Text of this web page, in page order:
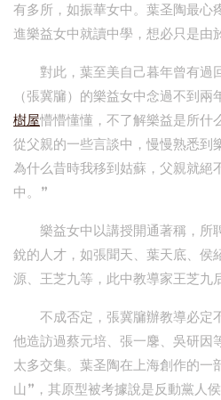
有多所，如振華女中。葉圣陶最心
進樂益女中就讀中學，想必只是由
對此，葉至美自己暮年曾有過
（張冀牖）的樂益女中念過不到兩
樹屋懵懵懂懂，不了解樂益是所什
從父親的一些言談中，慢慢熟悉到
為什么昔時我移到姑蘇，父親就絕
中。”
樂益女中以講授開通著稱，所
銳的人才，如張聞天、葉天底、侯
源、王芝九等，此中教導家王芝九
不成否定，張冀牖辦教導必定
他造訪過蔡元培、張一麐、吳研因
太多交集。葉圣陶在上海創作的一
山”，其原型被考據說是反動黨人